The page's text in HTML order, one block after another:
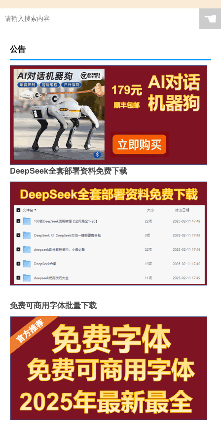
☚
公告
DeepSeek全套部署资料免费下载
免费可商用字体批量下载